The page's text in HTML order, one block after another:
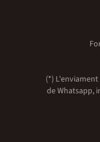
(*)
de Whatsapp,